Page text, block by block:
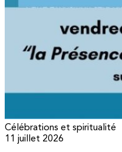
Célébrations et spiritualité
11 juillet 2026